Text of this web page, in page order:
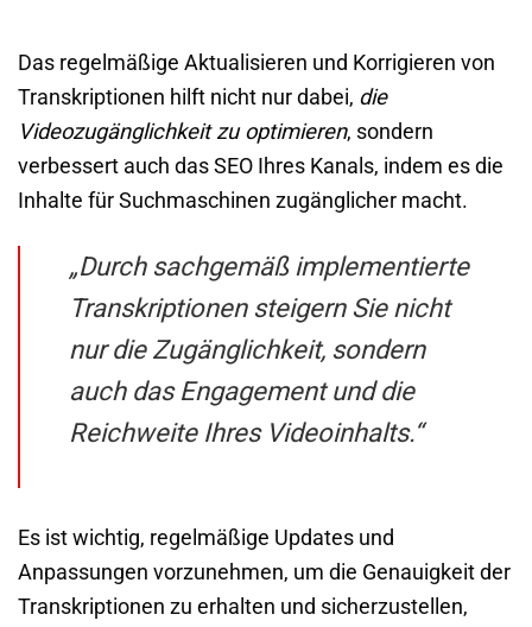
Das regelmäßige Aktualisieren und Korrigieren von
Transkriptionen hilft nicht nur dabei, die
Videozugänglichkeit zu optimieren, sondern
verbessert auch das SEO Ihres Kanals, indem es die
Inhalte für Suchmaschinen zugänglicher macht.
„Durch sachgemäß implementierte
Transkriptionen steigern Sie nicht
nur die Zugänglichkeit, sondern
auch das Engagement und die
Reichweite Ihres Videoinhalts.“
Es ist wichtig, regelmäßige Updates und
Anpassungen vorzunehmen, um die Genauigkeit der
Transkriptionen zu erhalten und sicherzustellen,